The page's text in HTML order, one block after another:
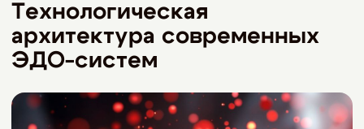
Технологическая
архитектура современных
ЭДО-систем